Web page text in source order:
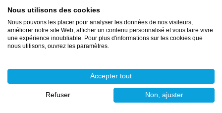
(jusqu'à 12 heures au maximum). En s'évaporant, la
résine de liaison sèche et, une fois qu'elle est sèche, vous
pouvez continuer à travailler la résine de polyester.
Nous utilisons des cookies
Nous pouvons les placer pour analyser les données de nos visiteurs,
améliorer notre site Web, afficher un contenu personnalisé et vous faire vivre
une expérience inoubliable. Pour plus d'informations sur les cookies que
nous utilisons, ouvrez les paramètres.
Accepter tout
Refuser Non, ajuster